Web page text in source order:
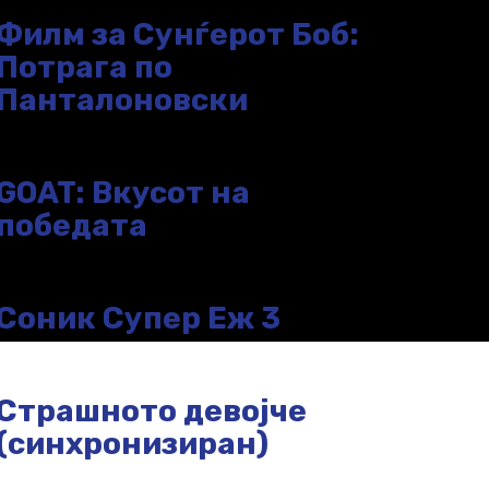
за Сунѓерот Боб:
по
Вкусот на
Супер Еж 3
девојче